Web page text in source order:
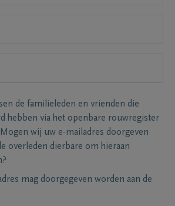
de familieleden en vrienden die
hebben via het openbare rouwregister
wij uw e-mailadres doorgeven
overleden dierbare om hieraan
mag doorgegeven worden aan de